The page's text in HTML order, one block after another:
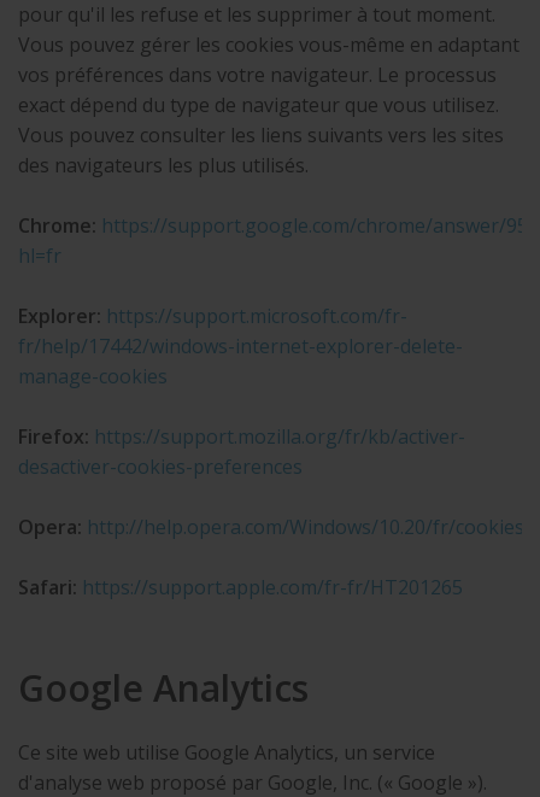
pour qu'il les refuse et les supprimer à tout moment.
Vous pouvez gérer les cookies vous-même en adaptant
vos préférences dans votre navigateur. Le processus
exact dépend du type de navigateur que vous utilisez.
Vous pouvez consulter les liens suivants vers les sites
des navigateurs les plus utilisés.
Chrome: https://support.google.com/chrome/answer/
hl=fr
Explorer: https://support.microsoft.com/fr-
fr/help/17442/windows-internet-explorer-delete-
manage-cookies
Firefox: https://support.mozilla.org/fr/kb/activer-
desactiver-cookies-preferences
Opera: http://help.opera.com/Windows/10.20/fr/
Safari: https://support.apple.com/fr-fr/HT201265
Google Analytics
Ce site web utilise Google Analytics, un service
d'analyse web proposé par Google, Inc. (« Google »).